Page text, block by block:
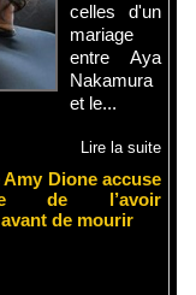
celles d'un
mariage
entre Aya
Nakamura
et le...
Lire la suite
Dione accuse
de l’avoir
de mourir